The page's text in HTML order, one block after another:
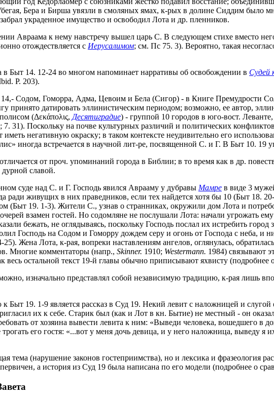
Бера и Бирша увязли в смоляных ямах, к-рых в долине Сиддим было
украденное имущество и освободил Лота и др. пленников.
Авраама к нему навстречу вышел царь С. В следующем стихе вместо
отождествляется с Иерусалимом; см. Пс 75. 3). Вероятно, такая
Быт 14. 12-24 во многом напоминает нарративы об освобождении в Судей
P. 203).
Содом, Гоморра, Адма, Цевоим и Бела (Сигор) - в Книге Премудрости
принято датировать эллинистическим периодом; возможно, ее автор,
(Δεκάπολις, Десятиградие) - группой 10 городов в юго-вост.
31). Поскольку на почве культурных различий и политических
негативную окраску; в таком контексте неудивительно его
иногда встречается в научной лит-ре, посвященной С. и Г. В Быт 10.
от проч. упоминаний города в Библии; в то время как в др.
дурной славой.
суде над С. и Г. Господь явился Аврааму у дубравы Мамре в виде 3
ради живущих в них праведников, если тех найдется хотя бы 10 (Быт 18.
(Быт 19. 1-3). Жители С., узнав о странниках, окружили дом Лота и
взамен гостей. Но содомляне не послушали Лота: начали угрожать
бежать, не оглядываясь, поскольку Господь послал их истребить
Господь на Содом и Гоморру дождем серу и огонь от Господа с неба, и
Жена Лота, к-рая, вопреки наставлениям ангелов, оглянулась,
Многие комментаторы (напр., Skinner. 1910; Westermann. 1984) связывают
весь остальной текст 19-й главы обычно приписывают яхвисту (подробнее
изначально представлял собой независимую традицию, к-рая лишь
Быт 19. 1-9 является рассказ в Суд 19. Некий левит с наложницей и
их к себе. Старик был (как и Лот в кн. Бытие) не местный - он
от хозяина вывести левита к ним: «Выведи человека, вошедшего
его гостя: «...вот у меня дочь девица, и у него наложница, выведу
тема (нарушение законов гостеприимства), но и лексика и фразеология
а история из Суд 19 была написана по его модели (подробнее о